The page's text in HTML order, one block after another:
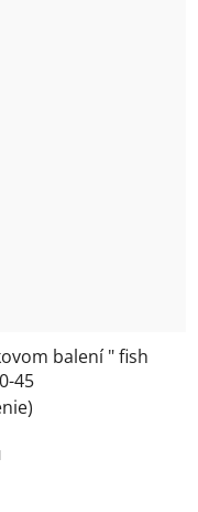
balení " fish
45